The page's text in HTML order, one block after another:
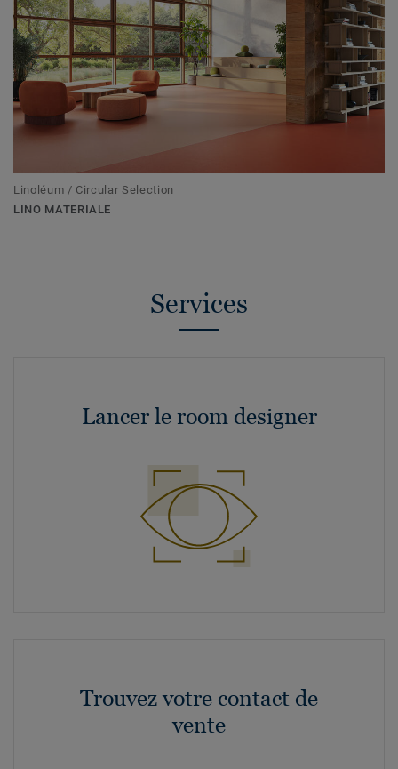
Linoléum / Circular Selection
LINO MATERIALE
Services
Lancer le room designer
Trouvez votre contact de
vente